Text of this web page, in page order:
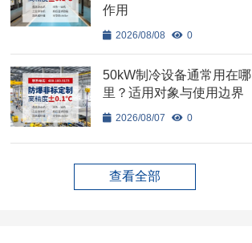
作用
2026/08/08 0
50kW制冷设备通常用在哪
里？适用对象与使用边界
2026/08/07 0
查看全部